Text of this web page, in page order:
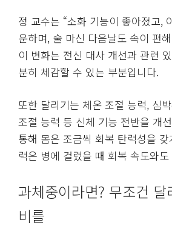
정 교수는 “소화 기능이 좋아졌고,
운하며, 술 마신 다음날도 속이 편
이 변화는 전신 대사 개선과 관련
분히 체감할 수 있는 부분입니다.
또한 달리기는 체온 조절 능력, 심
조절 능력 등 신체 기능 전반을 개
통해 몸은 조금씩 회복 탄력성을
력은 병에 걸렸을 때 회복 속도와
과체중이라면? 무조건
비를